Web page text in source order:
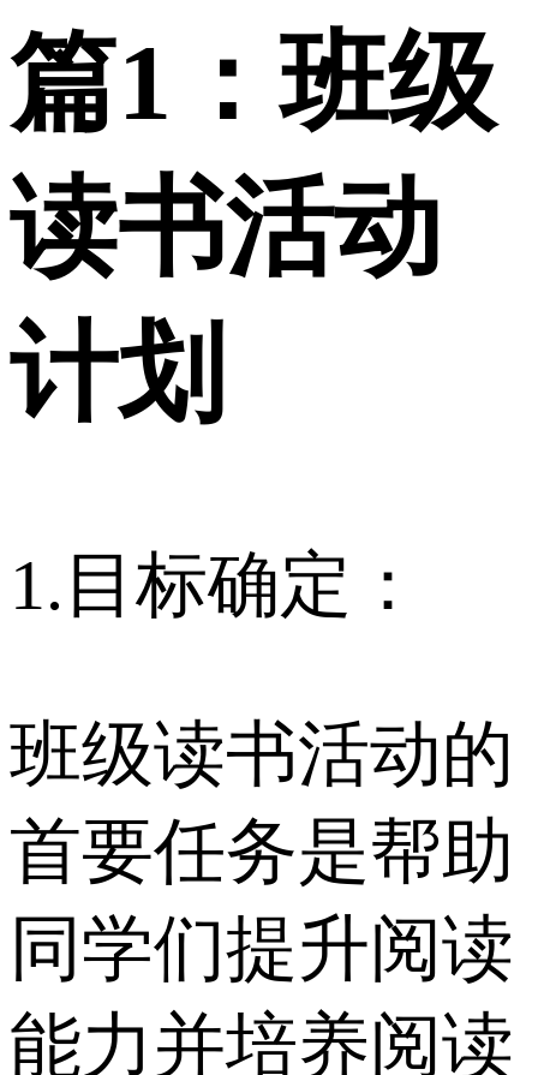
篇1：班级
读书活动
计划
1.目标确定：
班级读书活动的
首要任务是帮助
同学们提升阅读
能力并培养阅读